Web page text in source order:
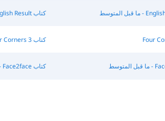
كتاب English Result - متوسط
كتاب Four Corners 3
كتاب Face2face - متوسط